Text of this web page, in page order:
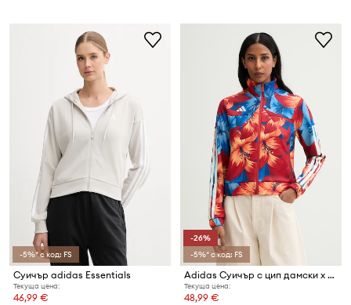
-5%* с код: FS
Суичър adidas Essentials
Текуща цена:
46,99 €
-26%
-5%* с код: FS
Adidas Суичър с цип дамски x Farm Rio
Текуща цена:
48,99 €